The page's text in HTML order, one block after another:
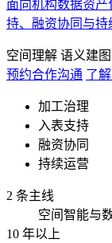
面向机构数据资
持、融资协同与持
空间理解 语义建图
预约合作沟通 了
加工治理
入表支持
融资协同
持续运营
2 条主线
空间智能与
10 年以上